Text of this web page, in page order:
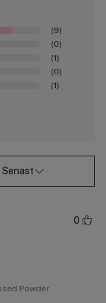
(9)
(0)
(1)
(0)
(1)
Senast
0
Powder